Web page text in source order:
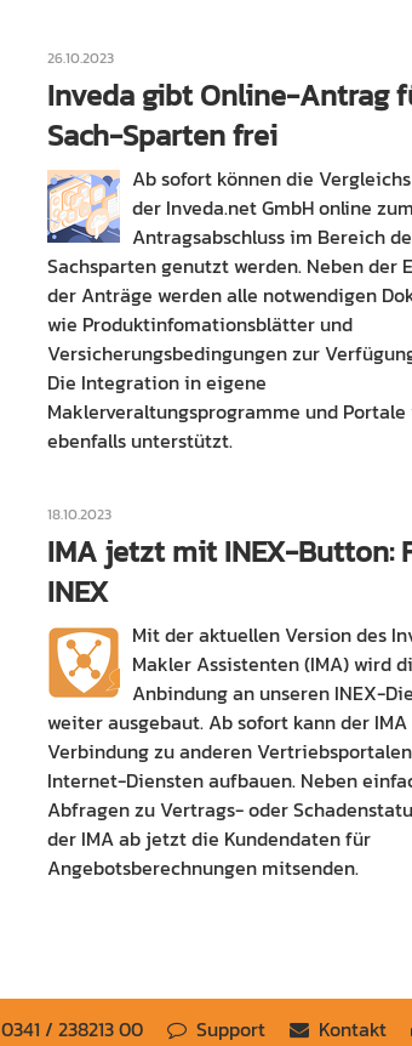
26.10.2023
Inveda gibt Online-Antrag
Sach-Sparten frei
Ab sofort können die
der Inveda.net GmbH online zum
Antragsabschluss im Bereich
Sachsparten genutzt werden. Neben der
der Anträge werden alle notwendigen
wie Produktinfomationsblätter und
Versicherungsbedingungen zur
Die Integration in eigene
Maklerveraltungsprogramme und
ebenfalls unterstützt.
18.10.2023
IMA jetzt mit INEX-Button:
INEX
Mit der aktuellen Version des
Makler Assistenten (IMA) wird
Anbindung an unseren INEX-
weiter ausgebaut. Ab sofort kann der IMA
Verbindung zu anderen
Internet-Diensten aufbauen. Neben
Abfragen zu Vertrags- oder
der IMA ab jetzt die Kundendaten für
Angebotsberechnungen mitsenden.
0341 / 238213 00 Support Kontakt